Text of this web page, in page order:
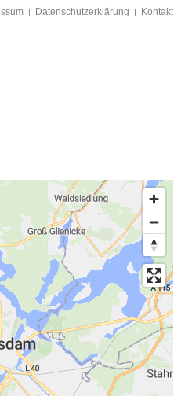
| Datenschutzerklärung | Kontakt